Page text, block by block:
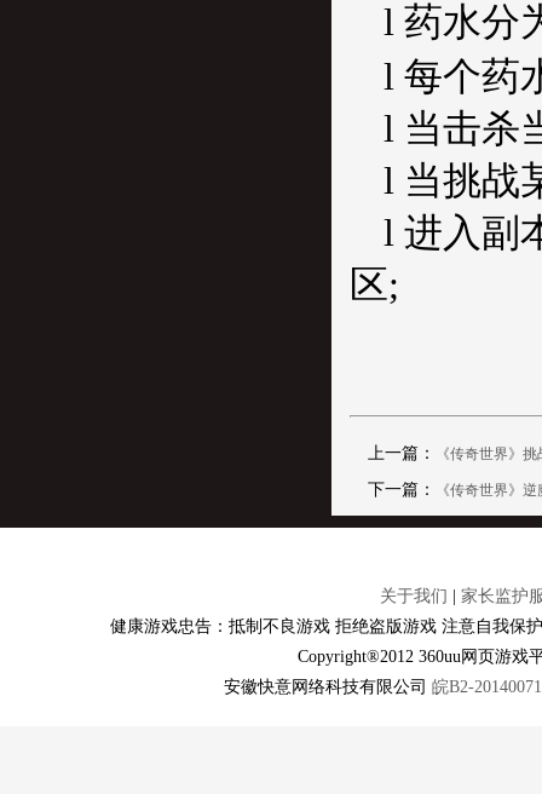
l 药水分
l 每个药
l 当击杀
l 当挑战
l 进入副
区;
上一篇： 《传奇世界》挑
下一篇： 《传奇世界》
关于我们
家长监护
健康游戏忠告：抵制不良游戏 拒绝盗版游戏 注意自我保
Copyright®2012 360uu网页游
安徽快意网络科技有限公司 皖B2-